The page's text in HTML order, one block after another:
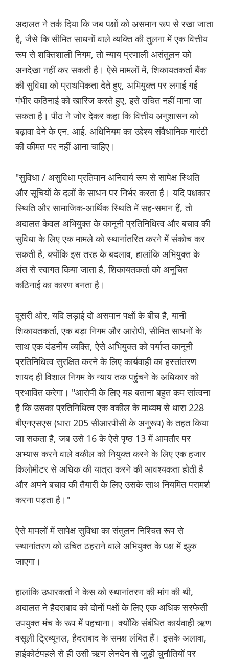
अदालत ने तर्क दिया कि जब पक्षों को असमान रूप से रखा जाता
है, जैसे कि सीमित साधनों वाले व्यक्ति की तुलना में एक वित्तीय
रूप से शक्तिशाली निगम, तो न्याय प्रणाली असंतुलन को
अनदेखा नहीं कर सकती है। ऐसे मामलों में, शिकायतकर्ता बैंक
की सुविधा को प्राथमिकता देते हुए, अभियुक्त पर लगाई गई
गंभीर कठिनाई को खारिज करते हुए, इसे उचित नहीं माना जा
सकता है। पीठ ने जोर देकर कहा कि वित्तीय अनुशासन को
बढ़ावा देने के एन. आई. अधिनियम का उद्देश्य संवैधानिक गारंटी
की कीमत पर नहीं आना चाहिए।
"सुविधा / असुविधा प्रतिमान अनिवार्य रूप से सापेक्ष स्थिति
और सूचियों के दलों के साधन पर निर्भर करता है। यदि पक्षकार
स्थिति और सामाजिक-आर्थिक स्थिति में सह-समान हैं, तो
अदालत केवल अभियुक्त के कानूनी प्रतिनिधित्व और बचाव की
सुविधा के लिए एक मामले को स्थानांतरित करने में संकोच कर
सकती है, क्योंकि इस तरह के बदलाव, हालांकि अभियुक्त के
अंत से स्वागत किया जाता है, शिकायतकर्ता को अनुचित
कठिनाई का कारण बनता है।
दूसरी ओर, यदि लड़ाई दो असमान पक्षों के बीच है, यानी
शिकायतकर्ता, एक बड़ा निगम और आरोपी, सीमित साधनों के
साथ एक दंडनीय व्यक्ति, ऐसे अभियुक्त को पर्याप्त कानूनी
प्रतिनिधित्व सुरक्षित करने के लिए कार्यवाही का हस्तांतरण
शायद ही विशाल निगम के न्याय तक पहुंचने के अधिकार को
प्रभावित करेगा। "आरोपी के लिए यह बताना बहुत कम सांत्वना
है कि उसका प्रतिनिधित्व एक वकील के माध्यम से धारा 228
बीएनएसएस (धारा 205 सीआरपीसी के अनुरूप) के तहत किया
जा सकता है, जब उसे 16 के ऐसे पृष्ठ 13 में आमतौर पर
अभ्यास करने वाले वकील को नियुक्त करने के लिए एक हजार
किलोमीटर से अधिक की यात्रा करने की आवश्यकता होती है
और अपने बचाव की तैयारी के लिए उसके साथ नियमित परामर्श
करना पड़ता है।"
ऐसे मामलों में सापेक्ष सुविधा का संतुलन निश्चित रूप से
स्थानांतरण को उचित ठहराने वाले अभियुक्त के पक्ष में झुक
जाएगा।
हालांकि उधारकर्ता ने केस को स्थानांतरण की मांग की थी,
अदालत ने हैदराबाद को दोनों पक्षों के लिए एक अधिक सरफेसी
उपयुक्त मंच के रूप में पहचाना। क्योंकि संबंधित कार्यवाही ऋण
वसूली ट्रिब्यूनल, हैदराबाद के समक्ष लंबित हैं। इसके अलावा,
हाईकोर्टपहले से ही उसी ऋण लेनदेन से जुड़ी चुनौतियों पर